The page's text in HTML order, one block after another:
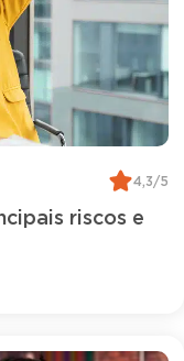
riscos e
4,3/5